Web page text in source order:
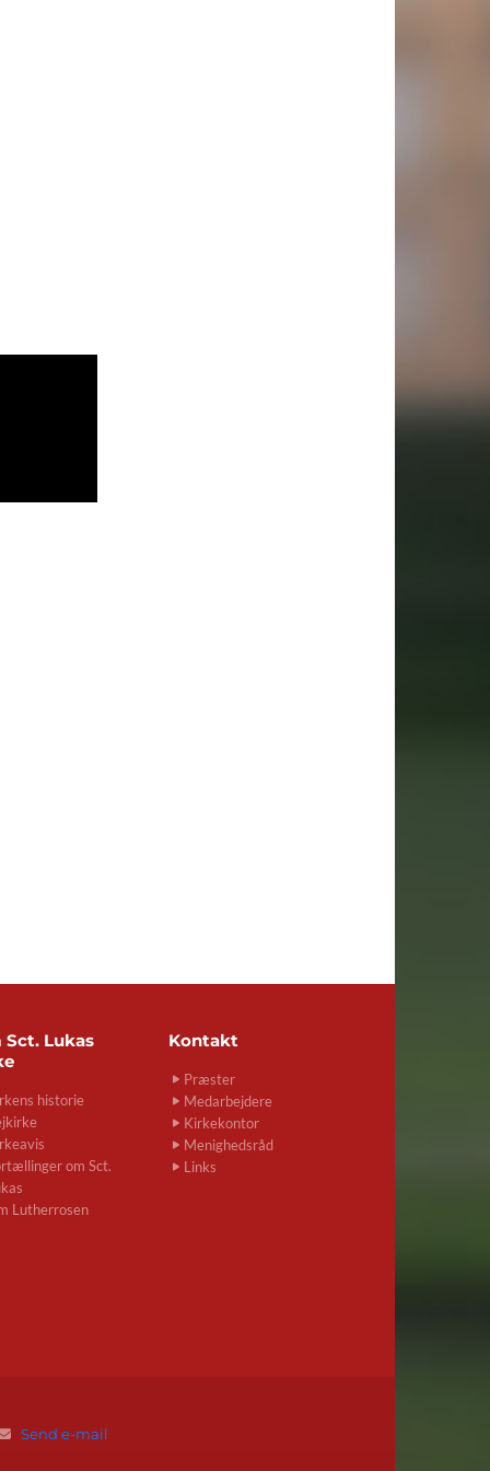
Sct. Lukas
historie
om Sct.
Lutherrosen
Kontakt
Præster
Medarbejdere
Kirkekontor
Menighedsråd
Links
Send e-mail